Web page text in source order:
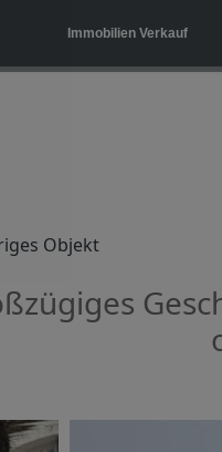
Immobilien Verkauf
Objekt